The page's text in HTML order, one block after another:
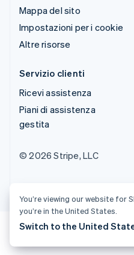
Mappa del sito
Impostazioni per i cookie
Altre risorse
Servizio clienti
Ricevi assistenza
Piani di assistenza
gestita
© 2026 Stripe, LLC
You’re viewing our website for
you’re in the United States.
Switch to the United